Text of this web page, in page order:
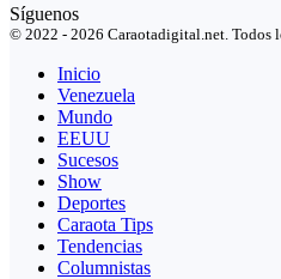
Síguenos
© 2022 - 2026 Caraotadigital.net. Todos
Inicio
Venezuela
Mundo
EEUU
Sucesos
Show
Deportes
Caraota Tips
Tendencias
Columnistas